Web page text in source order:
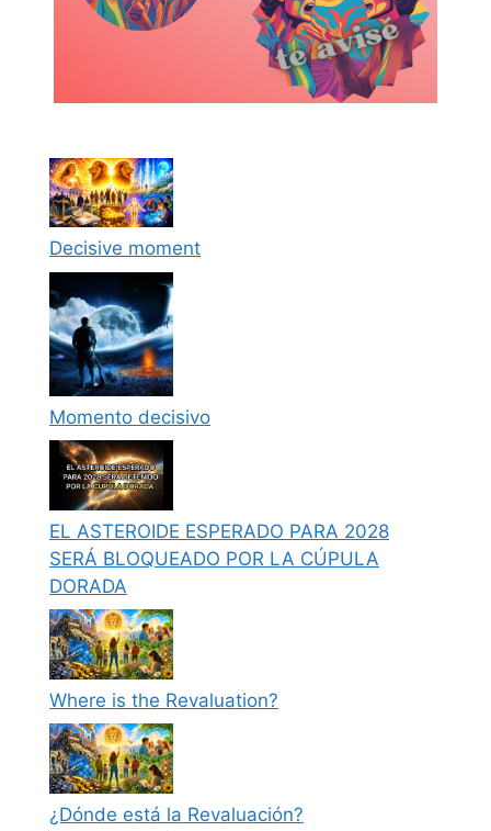
Decisive moment
Momento decisivo
EL ASTEROIDE ESPERADO PARA 2028
SERÁ BLOQUEADO POR LA CÚPULA
DORADA
Where is the Revaluation?
¿Dónde está la Revaluación?